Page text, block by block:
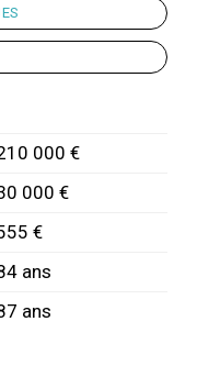
000 €
000 €
€
ans
ans